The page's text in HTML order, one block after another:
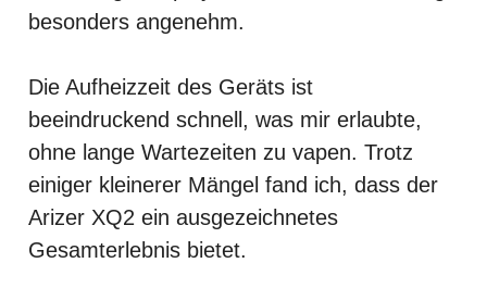
besonders angenehm.
Die Aufheizzeit des Geräts ist
beeindruckend schnell, was mir erlaubte,
ohne lange Wartezeiten zu vapen. Trotz
einiger kleinerer Mängel fand ich, dass der
Arizer XQ2 ein ausgezeichnetes
Gesamterlebnis bietet.